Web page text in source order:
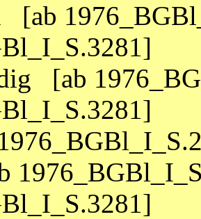
[ab
[ab